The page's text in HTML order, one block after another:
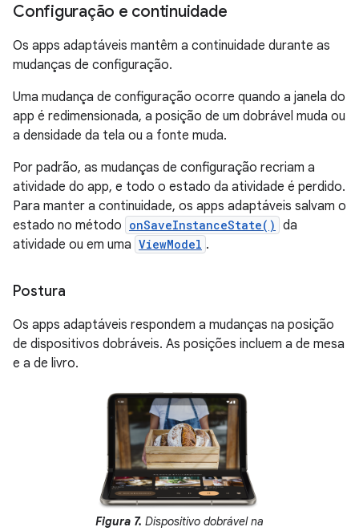
Configuração e continuidade
Os apps adaptáveis mantêm a continuidade durante as
mudanças de configuração.
Uma mudança de configuração ocorre quando a janela do
app é redimensionada, a posição de um dobrável muda ou
a densidade da tela ou a fonte muda.
Por padrão, as mudanças de configuração recriam a
atividade do app, e todo o estado da atividade é perdido.
Para manter a continuidade, os apps adaptáveis salvam o
estado no método onSaveInstanceState() da
atividade ou em uma ViewModel .
Postura
Os apps adaptáveis respondem a mudanças na posição
de dispositivos dobráveis. As posições incluem a de mesa
e a de livro.
Figura 7. Dispositivo dobrável na